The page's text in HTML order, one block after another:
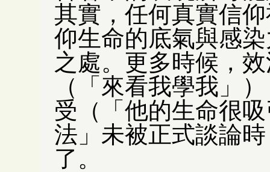
其實，任何真實信
仰生命的底氣與感
之處。更多時候，
（「來看我學我」
受（「他的生命很
法」未被正式談論
了。